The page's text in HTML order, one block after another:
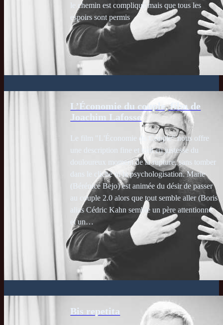
le chemin est compliqué mais que tous les
espoirs sont permis
L’Économie du couple, film de
Joachim Lafosse
Le film "L'Économie du Couple" nous offre
une description fine et tout en justesse du
douloureux moment de la rupture, sans tomber
dans le cliché ni la psychologisation. Marie
(Bérénice Bejo) est animée du désir de passer
au couple 2.0 alors que tout semble aller (Boris
alias Cédric Kahn semble un père attentionné
et un…
Bis repetita